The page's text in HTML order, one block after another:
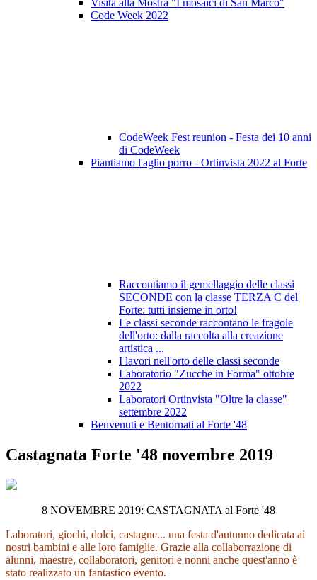
Visita alla Mostra "I mosaici di San Marco"
Code Week 2022
CodeWeek Fest reunion - Festa dei 10 anni
di CodeWeek
Piantiamo l'aglio porro - Ortinvista 2022 al Forte
Raccontiamo il gemellaggio delle classi
SECONDE con la classe TERZA C del
Forte: tutti insieme in orto!
Le classi seconde raccontano le fragole
dell'orto: dalla raccolta alla creazione
artistica ...
I lavori nell'orto delle classi seconde
Laboratorio "Zucche in Forma" ottobre
2022
Laboratori Ortinvista "Oltre la classe"
settembre 2022
Benvenuti e Bentornati al Forte '48
Castagnata Forte '48 novembre 2019
8 NOVEMBRE 2019: CASTAGNATA al Forte '48
Laboratori, giochi, dolci, castagne... una festa d'autunno dedicata ai
nostri bambini e alle loro famiglie. Grazie alla collaborrazione di
alunni, maestre, collaboratori, genitori e nonni anche quest'anno è
stato realizzato un fantastico evento.